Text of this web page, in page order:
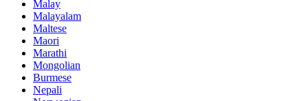
Malay
Malayalam
Maltese
Maori
Marathi
Mongolian
Burmese
Nepali